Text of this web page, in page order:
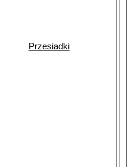
Przesiadki